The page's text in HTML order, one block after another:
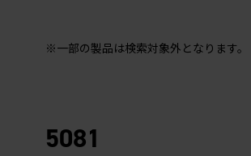
※一部の製品は検索対象外となります。
5081